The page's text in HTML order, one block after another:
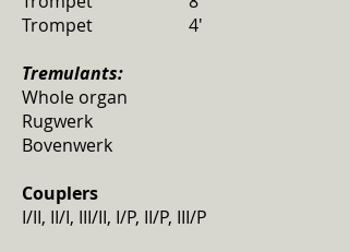
Trompet 4'
Tremulants:
Whole organ
Rugwerk
Bovenwerk
Couplers
I/II, II/I, III/II, I/P, II/P, III/P